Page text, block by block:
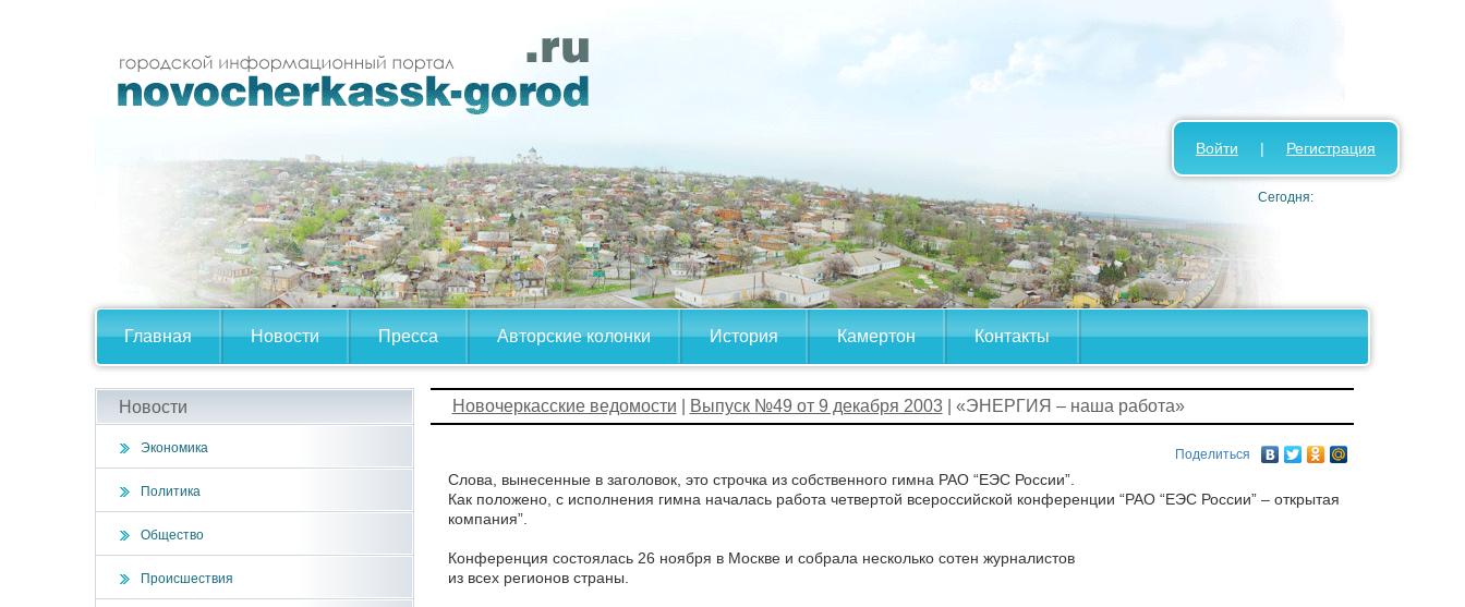
Главная Новости Пресса Авторские колонки История Камертон Контакты
Войти | Регистрация
Сегодня:
Новости
Экономика
Политика
Общество
Происшествия
Новочеркасские ведомости Выпуск №49 от 9 декабря 2003| «ЭНЕРГИЯ – наша работа»
Поделиться
Слова, вынесенные в заголовок, это строчка из собственного гимна РАО “ЕЭС России”.
Как положено, с исполнения гимна началась работа четвертой всероссийской конференции “РАО “ЕЭС России” – открытая
компания”.
Конференция состоялась 26 ноября в Москве и собрала несколько сотен журналистов
из всех регионов страны.